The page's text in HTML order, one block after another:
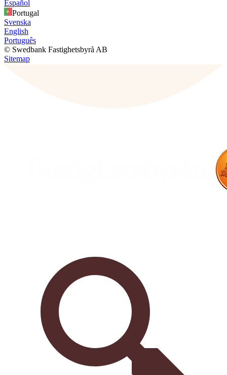
Español
Portugal
Svenska
English
Português
© Swedbank Fastighetsbyrå AB
Sitemap